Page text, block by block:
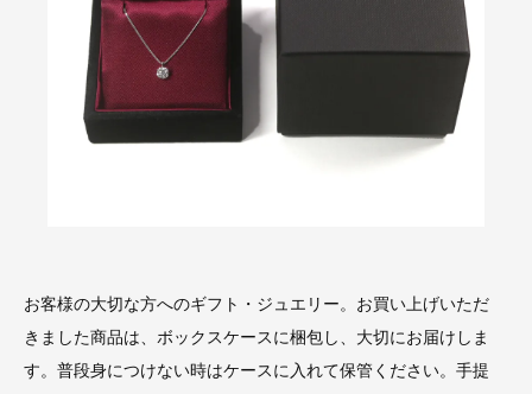
お客様の大切な方へのギフト・ジュエリー。お買い上げいただ
きました商品は、ボックスケースに梱包し、大切にお届けしま
す。普段身につけない時はケースに入れて保管ください。手提